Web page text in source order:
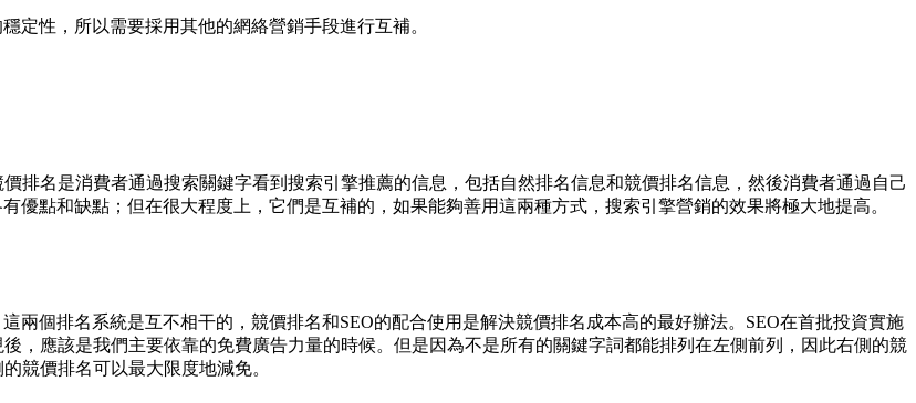
定性，所以需要採用其他的網絡營銷手段進行互補。
排名是消費者通過搜索關鍵字看到搜索引擎推薦的信息，包括自然排名信息和競價排名信息，然後消費者通過自己
優點和缺點；但在很大程度上，它們是互補的，如果能夠善用這兩種方式，搜索引擎營銷的效果將極大地提高。
兩個排名系統是互不相干的，競價排名和SEO的配合使用是解決競價排名成本高的最好辦法。SEO在首批投資實施
，應該是我們主要依靠的免費廣告力量的時候。但是因為不是所有的關鍵字詞都能排列在左側前列，因此右側的競
競價排名可以最大限度地減免。